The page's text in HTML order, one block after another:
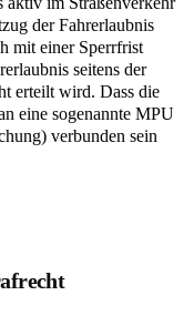
der Fahrerlaubnis
mit einer Sperrfrist
seitens der
erteilt wird. Dass die
eine sogenannte MPU
verbunden sein